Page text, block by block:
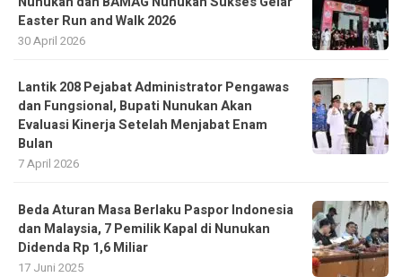
Easter Run and Walk 2026
30 April 2026
Lantik 208 Pejabat Administrator Pengawas
dan Fungsional, Bupati Nunukan Akan
Evaluasi Kinerja Setelah Menjabat Enam
Bulan
7 April 2026
Beda Aturan Masa Berlaku Paspor Indonesia
dan Malaysia, 7 Pemilik Kapal di Nunukan
Didenda Rp 1,6 Miliar
17 Juni 2025